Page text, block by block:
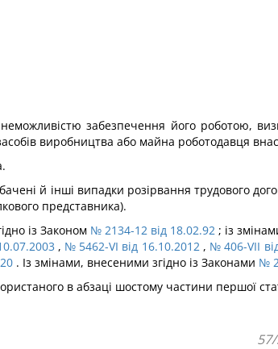
неможливістю забезпечення його роботою,
виробництва або майна роботодавця
й інші випадки розірвання трудового
представника).
із Законом № 2134-12 від 18.02.92 ; із
, № 5462-VI від 16.10.2012, № 406-VII
. Із змінами, внесеними згідно із Законами №
в абзаці шостому частини першої